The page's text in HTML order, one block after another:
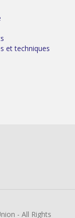
et techniques
- All Rights